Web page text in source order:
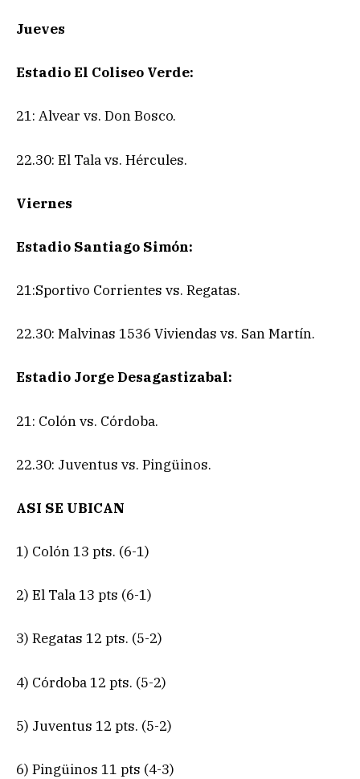
Jueves
Estadio El Coliseo Verde:
21: Alvear vs. Don Bosco.
22.30: El Tala vs. Hércules.
Viernes
Estadio Santiago Simón:
21:Sportivo Corrientes vs. Regatas.
22.30: Malvinas 1536 Viviendas vs. San Martín.
Estadio Jorge Desagastizabal:
21: Colón vs. Córdoba.
22.30: Juventus vs. Pingüinos.
ASI SE UBICAN
1) Colón 13 pts. (6-1)
2) El Tala 13 pts (6-1)
3) Regatas 12 pts. (5-2)
4) Córdoba 12 pts. (5-2)
5) Juventus 12 pts. (5-2)
6) Pingüinos 11 pts (4-3)